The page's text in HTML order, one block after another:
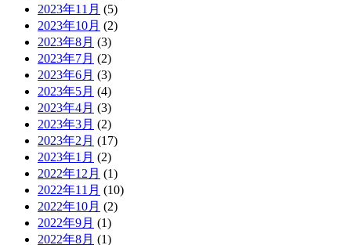
2023年11月 (5)
2023年10月 (2)
2023年8月 (3)
2023年7月 (2)
2023年6月 (3)
2023年5月 (4)
2023年4月 (3)
2023年3月 (2)
2023年2月 (17)
2023年1月 (2)
2022年12月 (1)
2022年11月 (10)
2022年10月 (2)
2022年9月 (1)
2022年8月 (1)